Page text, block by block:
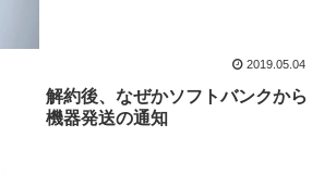
2019.05.04
解約後、なぜかソフトバンクから
機器発送の通知